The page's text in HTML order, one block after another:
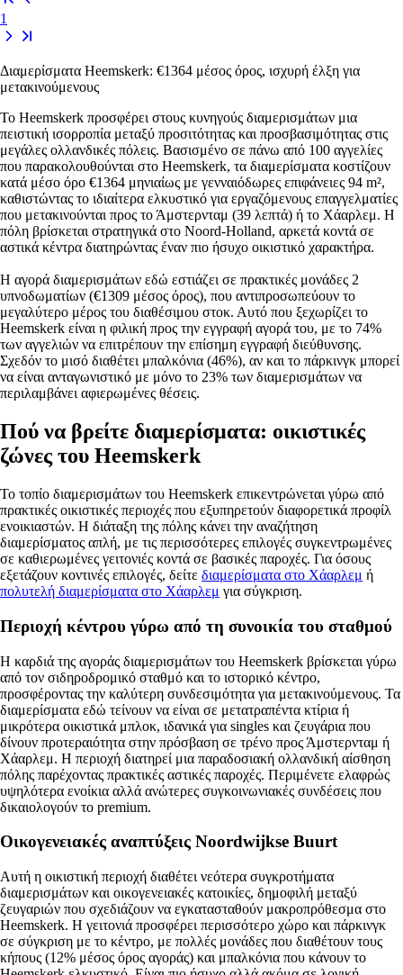
1
Διαμερίσματα Heemskerk: €1364 μέσος όρος, ισχυρή έλξη για
μετακινούμενους
Το Heemskerk προσφέρει στους κυνηγούς διαμερισμάτων μια
πειστική ισορροπία μεταξύ προσιτότητας και προσβασιμότητας στις
μεγάλες ολλανδικές πόλεις. Βασισμένο σε πάνω από 100 αγγελίες
που παρακολουθούνται στο Heemskerk, τα διαμερίσματα κοστίζουν
κατά μέσο όρο €1364 μηνιαίως με γενναιόδωρες επιφάνειες 94 m²,
καθιστώντας το ιδιαίτερα ελκυστικό για εργαζόμενους επαγγελματίες
που μετακινούνται προς το Άμστερνταμ (39 λεπτά) ή το Χάαρλεμ. Η
πόλη βρίσκεται στρατηγικά στο Noord-Holland, αρκετά κοντά σε
αστικά κέντρα διατηρώντας έναν πιο ήσυχο οικιστικό χαρακτήρα.
Η αγορά διαμερισμάτων εδώ εστιάζει σε πρακτικές μονάδες 2
υπνοδωματίων (€1309 μέσος όρος), που αντιπροσωπεύουν το
μεγαλύτερο μέρος του διαθέσιμου στοκ. Αυτό που ξεχωρίζει το
Heemskerk είναι η φιλική προς την εγγραφή αγορά του, με το 74%
των αγγελιών να επιτρέπουν την επίσημη εγγραφή διεύθυνσης.
Σχεδόν το μισό διαθέτει μπαλκόνια (46%), αν και το πάρκινγκ μπορεί
να είναι ανταγωνιστικό με μόνο το 23% των διαμερισμάτων να
περιλαμβάνει αφιερωμένες θέσεις.
Πού να βρείτε διαμερίσματα: οικιστικές
ζώνες του Heemskerk
Το τοπίο διαμερισμάτων του Heemskerk επικεντρώνεται γύρω από
πρακτικές οικιστικές περιοχές που εξυπηρετούν διαφορετικά προφίλ
ενοικιαστών. Η διάταξη της πόλης κάνει την αναζήτηση
διαμερίσματος απλή, με τις περισσότερες επιλογές συγκεντρωμένες
σε καθιερωμένες γειτονιές κοντά σε βασικές παροχές. Για όσους
εξετάζουν κοντινές επιλογές, δείτε διαμερίσματα στο Χάαρλεμ ή
πολυτελή διαμερίσματα στο Χάαρλεμ για σύγκριση.
Περιοχή κέντρου γύρω από τη συνοικία του σταθμού
Η καρδιά της αγοράς διαμερισμάτων του Heemskerk βρίσκεται γύρω
από τον σιδηροδρομικό σταθμό και το ιστορικό κέντρο,
προσφέροντας την καλύτερη συνδεσιμότητα για μετακινούμενους. Τα
διαμερίσματα εδώ τείνουν να είναι σε μετατραπέντα κτίρια ή
μικρότερα οικιστικά μπλοκ, ιδανικά για singles και ζευγάρια που
δίνουν προτεραιότητα στην πρόσβαση σε τρένο προς Άμστερνταμ ή
Χάαρλεμ. Η περιοχή διατηρεί μια παραδοσιακή ολλανδική αίσθηση
πόλης παρέχοντας πρακτικές αστικές παροχές. Περιμένετε ελαφρώς
υψηλότερα ενοίκια αλλά ανώτερες συγκοινωνιακές συνδέσεις που
δικαιολογούν το premium.
Οικογενειακές αναπτύξεις Noordwijkse Buurt
Αυτή η οικιστική περιοχή διαθέτει νεότερα συγκροτήματα
διαμερισμάτων και οικογενειακές κατοικίες, δημοφιλή μεταξύ
ζευγαριών που σχεδιάζουν να εγκατασταθούν μακροπρόθεσμα στο
Heemskerk. Η γειτονιά προσφέρει περισσότερο χώρο και πάρκινγκ
σε σύγκριση με το κέντρο, με πολλές μονάδες που διαθέτουν τους
κήπους (12% μέσος όρος αγοράς) και μπαλκόνια που κάνουν το